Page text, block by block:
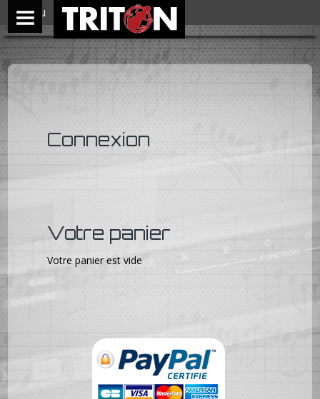
Connexion
Votre panier
Votre panier est vide
Menu